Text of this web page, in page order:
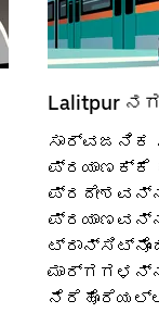
Lalitpur
ಸಾರ್ವಜನಿಕ
ಪ್ರಯಾಣಕ್ಕೆ